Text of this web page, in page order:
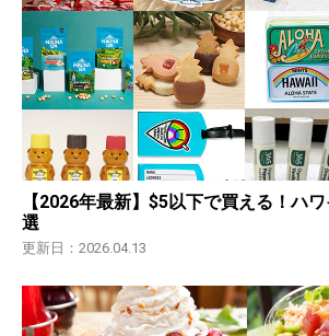
【2026年最新】$5以下で買える！ハ
選
更新日：2026.04.13